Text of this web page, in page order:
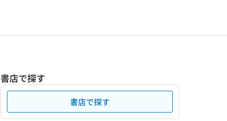
書店で探す
書店で探す